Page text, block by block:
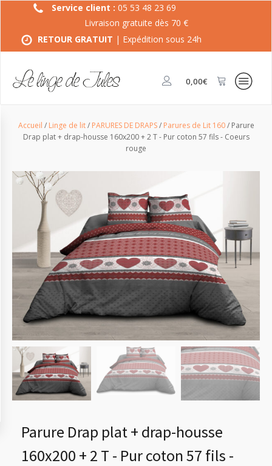
Service client : 05 53 48 23 69
Livraison gratuite dès 70 €
RETOUR GRATUIT | Expédition sous 24h
0,00€
Accueil / Linge de lit/ PARURES DE DRAPS/ Parures de Lit 160/ Parure
Drap plat + drap-housse 160x200 + 2 T - Pur coton 57 fils - Coeurs
rouge
Parure Drap plat + drap-housse
160x200 + 2 T - Pur coton 57 fils -